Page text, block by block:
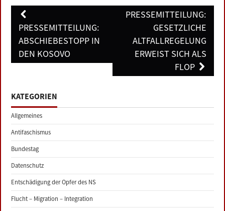
Post
navigation
PRESSEMITTEILUNG:
ABSCHIEBESTOPP IN
DEN KOSOVO
PRESSEMITTEILUNG:
GESETZLICHE
ALTFALLREGELUNG
ERWEIST SICH ALS
FLOP
KATEGORIEN
Allgemeines
Antifaschismus
Bundestag
Datenschutz
Entschädigung der Opfer des NS
Flucht – Migration – Integration